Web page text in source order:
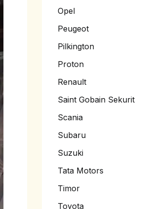
Opel
Peugeot
Pilkington
Proton
Renault
Saint Gobain Sekurit
Scania
Subaru
Suzuki
Tata Motors
Timor
Toyota